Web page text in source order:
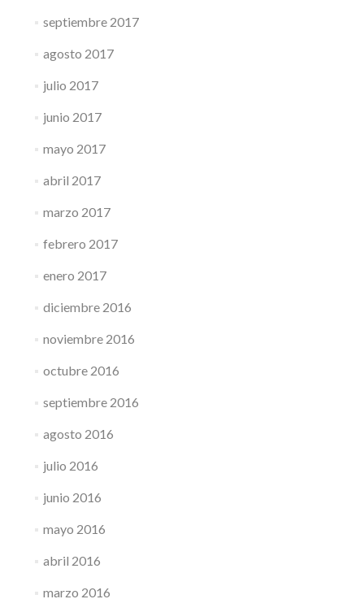
septiembre 2017
agosto 2017
julio 2017
junio 2017
mayo 2017
abril 2017
marzo 2017
febrero 2017
enero 2017
diciembre 2016
noviembre 2016
octubre 2016
septiembre 2016
agosto 2016
julio 2016
junio 2016
mayo 2016
abril 2016
marzo 2016